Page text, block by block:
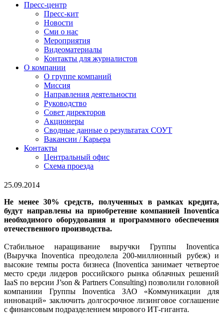
Пресс-центр
Пресс-кит
Новости
Сми о нас
Мероприятия
Видеоматериалы
Контакты для журналистов
О компании
О группе компаний
Миссия
Направления деятельности
Руководство
Совет директоров
Акционеры
Сводные данные о результатах СОУТ
Вакансии / Карьера
Контакты
Центральный офис
Схема проезда
25.09.2014
Не менее 30% средств, полученных в рамках кредита,
будут направлены на приобретение компанией Inoventica
необходимого оборудования и программного обеспечения
отечественного производства.
Стабильное наращивание выручки Группы Inoventica
(Выручка Inoventica преодолела 200-миллионный рубеж) и
высокие темпы роста бизнеса (Inoventica занимает четвертое
место среди лидеров российского рынка облачных решений
IaaS по версии J’son & Partners Consulting) позволили головной
компаниии Группы Inoventica ЗАО «Коммуникации для
инноваций» заключить долгосрочное лизинговое соглашение
с финансовым подразделением мирового ИТ-гиганта.